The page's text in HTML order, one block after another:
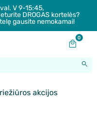
V 9-15:45,
DROGAS kortelės?
gausite nemokamai!
0
akcijos